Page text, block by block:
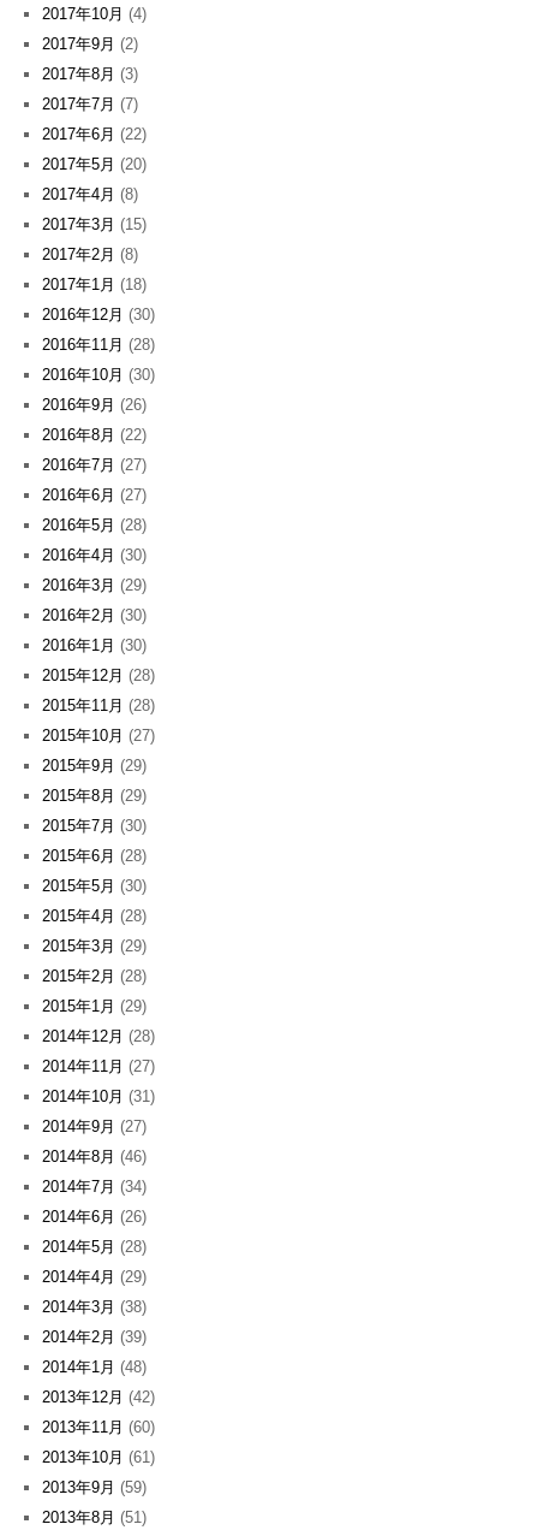
2017年10月 (4)
2017年9月 (2)
2017年8月 (3)
2017年7月 (7)
2017年6月 (22)
2017年5月 (20)
2017年4月 (8)
2017年3月 (15)
2017年2月 (8)
2017年1月 (18)
2016年12月 (30)
2016年11月 (28)
2016年10月 (30)
2016年9月 (26)
2016年8月 (22)
2016年7月 (27)
2016年6月 (27)
2016年5月 (28)
2016年4月 (30)
2016年3月 (29)
2016年2月 (30)
2016年1月 (30)
2015年12月 (28)
2015年11月 (28)
2015年10月 (27)
2015年9月 (29)
2015年8月 (29)
2015年7月 (30)
2015年6月 (28)
2015年5月 (30)
2015年4月 (28)
2015年3月 (29)
2015年2月 (28)
2015年1月 (29)
2014年12月 (28)
2014年11月 (27)
2014年10月 (31)
2014年9月 (27)
2014年8月 (46)
2014年7月 (34)
2014年6月 (26)
2014年5月 (28)
2014年4月 (29)
2014年3月 (38)
2014年2月 (39)
2014年1月 (48)
2013年12月 (42)
2013年11月 (60)
2013年10月 (61)
2013年9月 (59)
2013年8月 (51)